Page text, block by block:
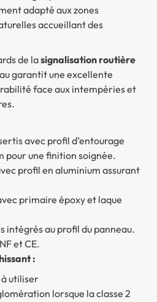
adapté aux zones
accueillant des
de lasignalisation routière
garantit une excellente
face aux intempéries et
avec profil d’entourage
pour une finition soignée.
profil en aluminium assurant
primaire époxy et laque
intégrés au profil du panneau.
et CE.
:
utiliser
lorsque la classe 2